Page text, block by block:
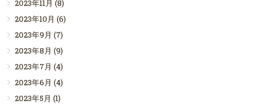
2023年11月 (8)
2023年10月 (6)
2023年9月 (7)
2023年8月 (9)
2023年7月 (4)
2023年6月 (4)
2023年5月 (1)